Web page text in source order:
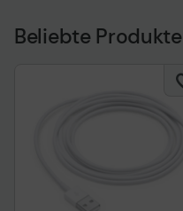
Beliebte Produkte